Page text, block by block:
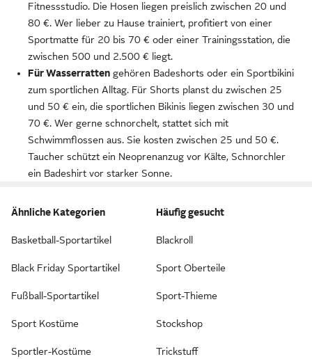
Fitnessstudio. Die Hosen liegen preislich zwischen 20 und
80 €. Wer lieber zu Hause trainiert, profitiert von einer
Sportmatte für 20 bis 70 € oder einer Trainingsstation, die
zwischen 500 und 2.500 € liegt.
Für Wasserratten gehören Badeshorts oder ein Sportbikini
zum sportlichen Alltag. Für Shorts planst du zwischen 25
und 50 € ein, die sportlichen Bikinis liegen zwischen 30 und
70 €. Wer gerne schnorchelt, stattet sich mit
Schwimmflossen aus. Sie kosten zwischen 25 und 50 €.
Taucher schützt ein Neoprenanzug vor Kälte, Schnorchler
ein Badeshirt vor starker Sonne.
Ähnliche Kategorien
Basketball-Sportartikel
Black Friday Sportartikel
Fußball-Sportartikel
Sport Kostüme
Sportler-Kostüme
Häufig gesucht
Blackroll
Sport Oberteile
Sport-Thieme
Stockshop
Trickstuff